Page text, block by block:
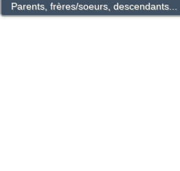
Parents, frères/soeurs, descendants...